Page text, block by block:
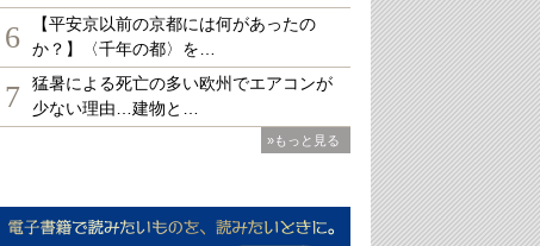
6
【平安京以前の京都には何があったの
か？】〈千年の都〉を…
7
猛暑による死亡の多い欧州でエアコンが
少ない理由…建物と…
»もっと見る